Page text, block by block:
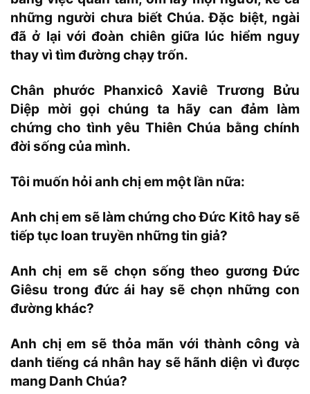
những người chưa biết Chúa. Đặc biệt, ngài
đã ở lại với đoàn chiên giữa lúc hiểm nguy
thay vì tìm đường chạy trốn.
Chân phước Phanxicô Xaviê Trương Bửu
Diệp mời gọi chúng ta hãy can đảm làm
chứng cho tình yêu Thiên Chúa bằng chính
đời sống của mình.
Tôi muốn hỏi anh chị em một lần nữa:
Anh chị em sẽ làm chứng cho Đức Kitô hay sẽ
tiếp tục loan truyền những tin giả?
Anh chị em sẽ chọn sống theo gương Đức
Giêsu trong đức ái hay sẽ chọn những con
đường khác?
Anh chị em sẽ thỏa mãn với thành công và
danh tiếng cá nhân hay sẽ hãnh diện vì được
mang Danh Chúa?